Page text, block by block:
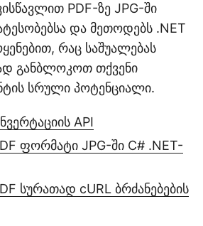
PDF-ზე JPG-ში
და მეთოდებს .NET
რაც საშუალებას
განბლოკოთ თქვენი
სრული პოტენციალი.
API
ფორმატი JPG-ში C# .NET-
სურათად cURL ბრძანებების